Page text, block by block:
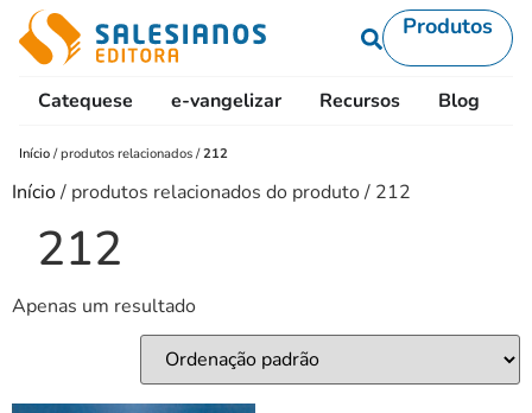
Produtos
Catequese e-vangelizar Recursos Blog
Início /produtos relacionados /212
Início/ produtos relacionados do produto / 212
212
Apenas um resultado